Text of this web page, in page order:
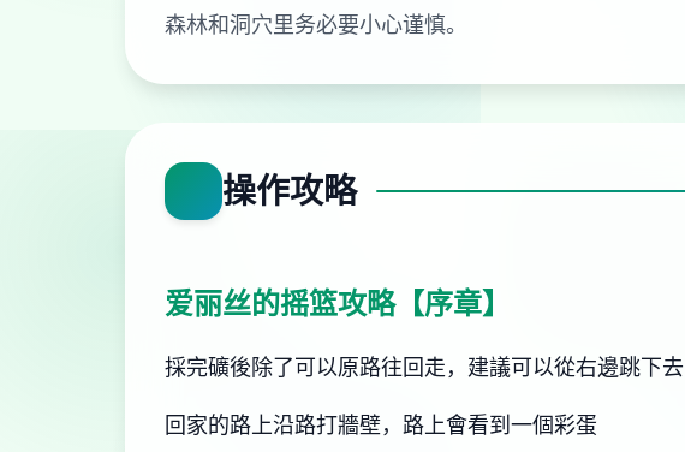
森林和洞穴里务必要小心谨慎。
操作攻略
爱丽丝的摇篮攻略【序章】
採完礦後除了可以原路往回走，建議可以從右邊跳下去
回家的路上沿路打牆壁，路上會看到一個彩蛋